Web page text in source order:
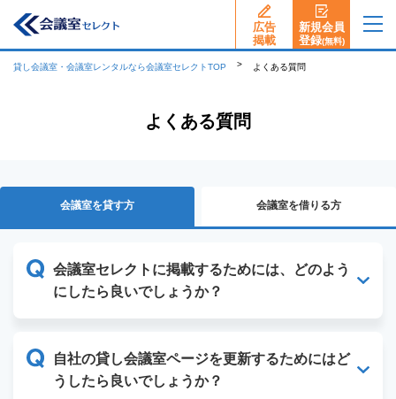
広告
揭載
新規会員
登録(無料)
貸し会議室・会議室レンタルなら会議室セレクトTOP よくある質問
よくある質問
会議室を貸す方 会議室を借りる方
会議室セレクトに掲載するためには、どのよう
にしたら良いでしょうか？
自社の貸し会議室ページを更新するためにはど
うしたら良いでしょうか？